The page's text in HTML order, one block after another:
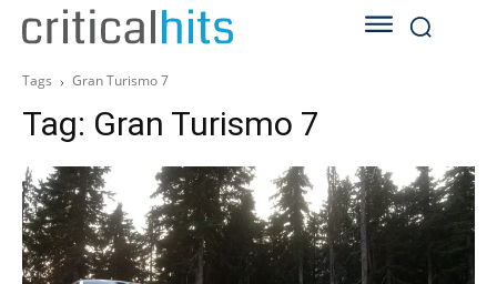
Tags Gran Turismo 7
Tag: Gran Turismo 7